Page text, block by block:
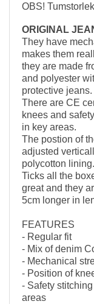
OBS!
ORIGINAL
They have
makes them
they are made
and polyester
protective jeans.
There are CE
knees and
in key areas.
The postion of
adjusted
polycotton lining.
Ticks all the
great and they
5cm longer in
FEATURES
- Regular fit
- Mix of denim
- Mechanical
- Position of
- Safety
areas